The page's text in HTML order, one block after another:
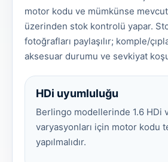
motor kodu ve mümkünse
üzerinden stok kontrolü yapar.
fotoğrafları paylaşılır; komple/
aksesuar durumu ve sevkiyat
HDi uyumluluğu
Berlingo modellerinde 1.6 HDi
varyasyonları için motor kodu
yapılmalıdır.